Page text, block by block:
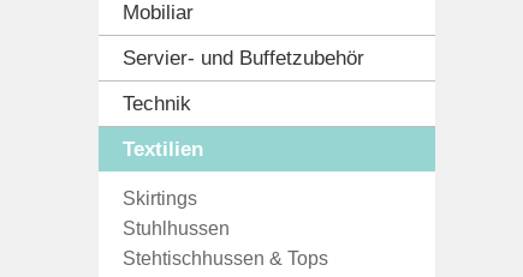
Mobiliar
Servier- und Buffetzubehör
Technik
Textilien
Skirtings
Stuhlhussen
Stehtischhussen & Tops